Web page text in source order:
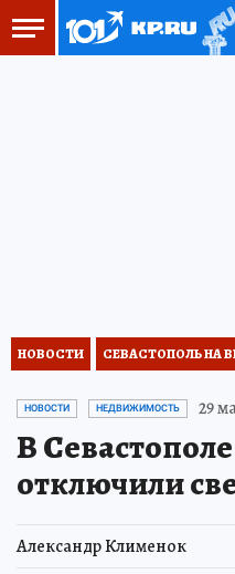
НОВОСТИ СЕВАСТОПОЛЬ НА
НОВОСТИ НЕДВИЖИМОСТЬ 29
В
отключили
Александр Клименок